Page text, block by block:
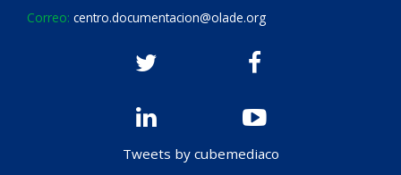
Correo: centro.documentacion@olade.org
Tweets by cubemediaco